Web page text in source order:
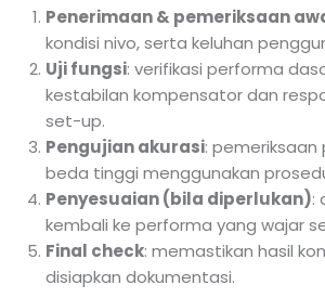
Penerimaan & pemeriksaan
kondisi nivo, serta keluhan
Uji fungsi: verifikasi performa
kestabilan kompensator dan
set-up.
Pengujian akurasi:
beda tinggi menggunakan
Penyesuaian (bila diperlukan):
kembali ke performa yang wajar
Final check: memastikan hasil
disiapkan dokumentasi.